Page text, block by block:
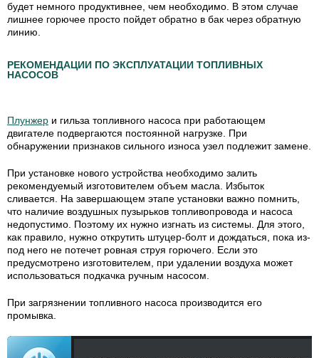
будет немного продуктивнее, чем необходимо. В этом случае
лишнее горючее просто пойдет обратно в бак через обратную
линию
РЕКОМЕНДАЦИИ ПО ЭКСПЛУАТАЦИИ ТОПЛИВНЫХ
НАСОСОВ
Плунжер и гильза топливного насоса при работающем
двигателе подвергаются постоянной нагрузке. При
обнаружении признаков сильного износа узел подлежит замене.
При установке нового устройства необходимо залить
рекомендуемый изготовителем объем масла. Избыток
сливается. На завершающем этапе установки важно помнить,
что наличие воздушных пузырьков топливопровода и насоса
недопустимо. Поэтому их нужно изгнать из системы. Для этого,
как правило, нужно открутить штуцер-болт и дождаться, пока из-
под него не потечет ровная струя горючего. Если это
предусмотрено изготовителем, при удалении воздуха может
использоваться подкачка ручным насосом.
При загрязнении топливного насоса производится его
промывка.